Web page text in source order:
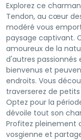
Explorez ce
Tendon, au cœur
modéré vous
paysage captivant.
amoureux de la
d'autres passionnés
bienvenus et
endroits. Vous
traverserez de
Optez pour la
dévoile tout son
Profitez
vosgienne et